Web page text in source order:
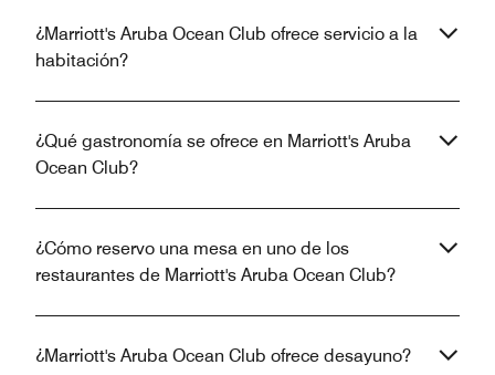
¿Marriott's Aruba Ocean Club ofrece servicio a la
habitación?
¿Qué gastronomía se ofrece en Marriott's Aruba
Ocean Club?
¿Cómo reservo una mesa en uno de los
restaurantes de Marriott's Aruba Ocean Club?
¿Marriott's Aruba Ocean Club ofrece desayuno?